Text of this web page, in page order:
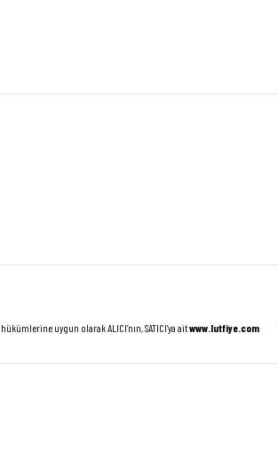
hükümlerine uygun olarak ALICI’nın, SATICI’ya aitwww.lutfiye.com